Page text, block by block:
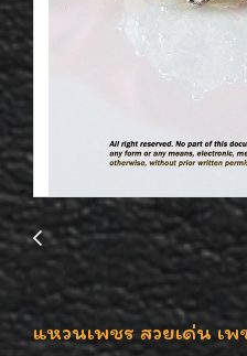
แหวนเพชร สวยเด่น เ